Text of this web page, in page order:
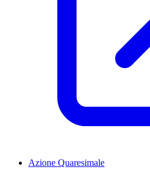
Azione Quaresimale